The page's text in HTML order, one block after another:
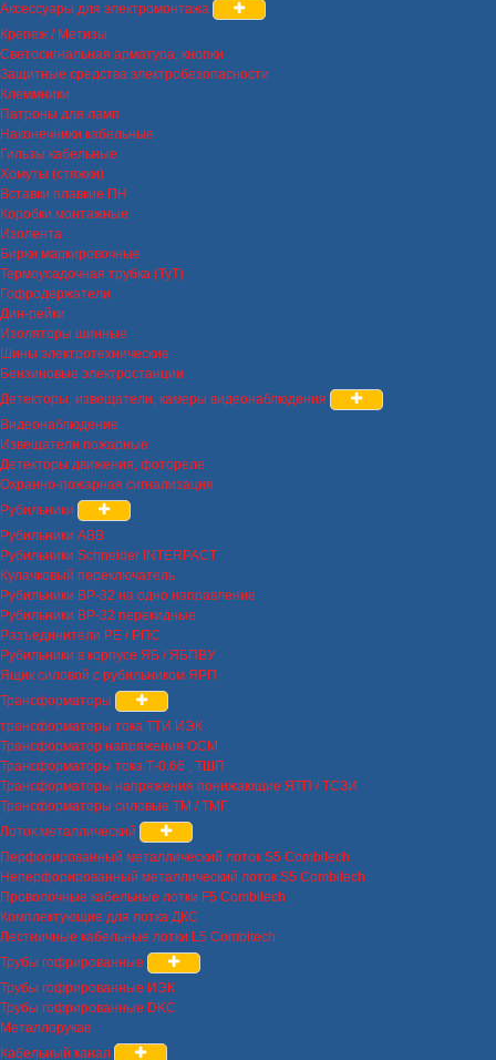
Аксессуары для электромонтажа
Крепеж / Метизы
Светосигнальная арматура, кнопки
Защитные средства электробезопасности
Клеммники
Патроны для ламп
Наконечники кабельные
Гильзы кабельные
Хомуты (стяжки)
Вставки плавкие ПН
Коробки монтажные
Изолента
Бирки маркировочные
Термоусадочная трубка (ТуТ)
Гофродержатели
Дин-рейки
Изоляторы шинные
Шины электротехнические
Бензиновые электростанции
Детекторы, извещатели, камеры видеонаблюдения
Видеонаблюдение
Извещатели пожарные
Детекторы движения, фотореле
Охранно-пожарная сигнализация
Рубильники
Рубильники ABB
Рубильники Schneider INTERPACT
Кулачковый переключатель
Рубильники ВР-32 на одно направление
Рубильники ВР-32 перекидные
Разъединители РЕ / РПС
Рубильники в корпусе ЯБ / ЯБПВУ
Ящик силовой с рубильником ЯРП
Трансформаторы
трансформаторы тока ТТИ ИЭК
Трансформатор напряжения ОСМ
Трансформаторы тока Т-0.66 , ТШП
Трансформаторы напряжения понижающие ЯТП / ТСЗИ
Трансформаторы силовые ТМ / ТМГ
Лоток металлический
Перфорированный металлический лоток S5 Combitech
Неперфорированный металлический лоток S5 Combitech
Проволочные кабельные лотки F5 Combitech
Комплектующие для лотка ДКС
Лестничные кабельные лотки L5 Combitech
Трубы гофрированные
Трубы гофрированные ИЭК
Трубы гофрированные DKC
Металлорукав
Кабельный канал